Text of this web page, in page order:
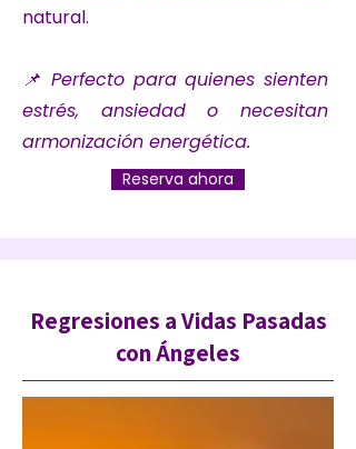
natural.
📌 Perfecto para quienes sienten
estrés, ansiedad o necesitan
armonización energética.
Reserva ahora
Regresiones a Vidas Pasadas
con Ángeles